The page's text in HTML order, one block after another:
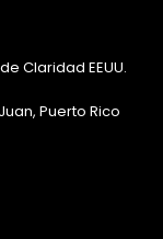
Claridad EEUU.
Puerto Rico